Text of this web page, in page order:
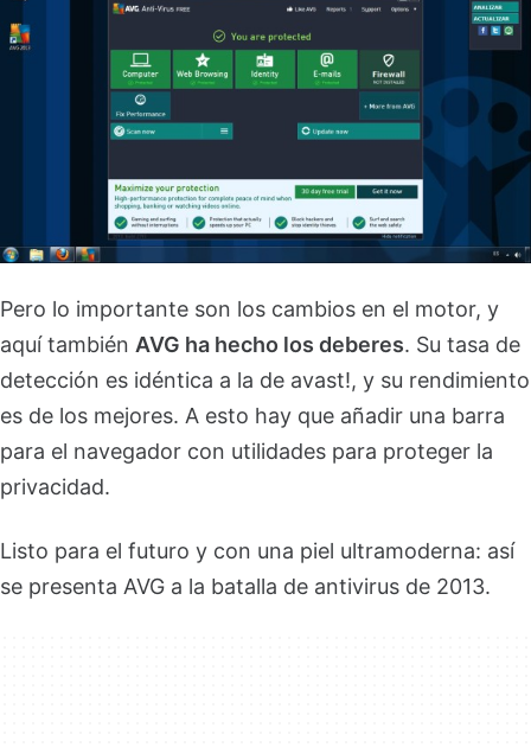
Pero lo importante son los cambios en el motor, y
aquí también AVG ha hecho los deberes. Su tasa de
detección es idéntica a la de avast!, y su rendimiento
es de los mejores. A esto hay que añadir una barra
para el navegador con utilidades para proteger la
privacidad.
Listo para el futuro y con una piel ultramoderna: así
se presenta AVG a la batalla de antivirus de 2013.